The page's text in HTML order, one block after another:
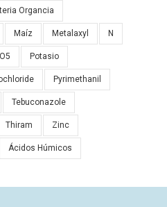
Organcia
Maíz Metalaxyl N
Potasio
Pyrimethanil
Tebuconazole
Thiram Zinc
Ácidos Húmicos